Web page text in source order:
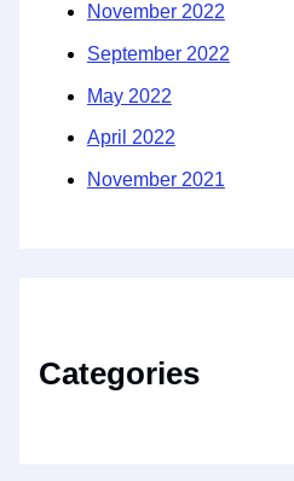
November 2022
September 2022
May 2022
April 2022
November 2021
Categories